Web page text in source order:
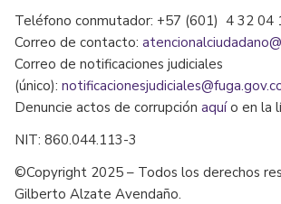
Teléfono conmutador: +57 (601) 4 32 04
Correo de contacto:
Correo de notificaciones judiciales
(único):
Denuncie actos de corrupción aquío en la
NIT: 860.044.113-3
©Copyright 2025 – Todos los derechos
Gilberto Alzate Avendaño.